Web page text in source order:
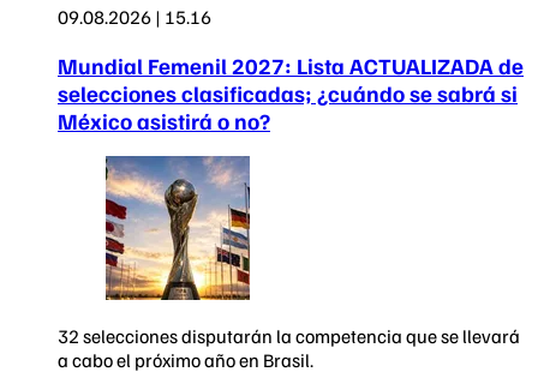
09.08.2026 | 15.16
Mundial Femenil 2027: Lista ACTUALIZADA de
selecciones clasificadas; ¿cuándo se sabrá si
México asistirá o no?
32 selecciones disputarán la competencia que se llevará
a cabo el próximo año en Brasil.